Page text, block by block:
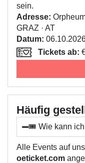
sein.
Adresse:
GRAZ · AT
Datum:
Tickets ab:
Häufig
🎟️ Wie kann ich
Alle Events auf
oeticket.com